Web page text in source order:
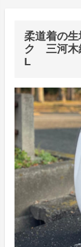
柔道着の
ク 三河木
L